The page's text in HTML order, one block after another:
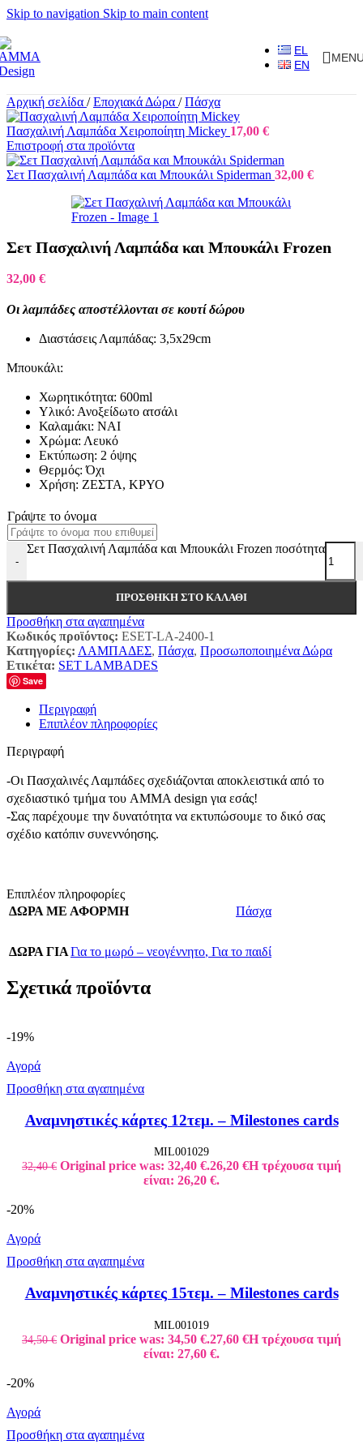
Skip to navigation Skip to main content
EL
EN
Αρχική σελίδα / Εποχιακά Δώρα / Πάσχα
Πασχαλινή Λαμπάδα Χειροποίητη Mickey 17,00 €
Επιστροφή στα προϊόντα
Σετ Πασχαλινή Λαμπάδα και Μπουκάλι Spiderman 32,00 €
Σετ Πασχαλινή Λαμπάδα και Μπουκάλι Frozen
32,00 €
Οι λαμπάδες αποστέλλονται σε κουτί δώρου
Διαστάσεις Λαμπάδας: 3,5x29cm
Μπουκάλι:
Χωρητικότητα: 600ml
Υλικό: Ανοξείδωτο ατσάλι
Καλαμάκι: ΝΑΙ
Χρώμα: Λευκό
Εκτύπωση: 2 όψης
Θερμός: Όχι
Χρήση: ΖΕΣΤΑ, ΚΡΥΟ
Γράψτε το όνομα
-
Σετ Πασχαλινή Λαμπάδα και Μπουκάλι Frozen ποσότητα
ΠΡΟΣΘΉΚΗ ΣΤΟ ΚΑΛΆΘΙ
Προσθήκη στα αγαπημένα
Κωδικός προϊόντος: ESET-LA-2400-1
Κατηγορίες: ΛΑΜΠΑΔΕΣ, Πάσχα, Προσωποποιημένα Δώρα
Ετικέτα: SET LAMBADES
Save
Περιγραφή
Επιπλέον πληροφορίες
Περιγραφή
-Οι Πασχαλινές Λαμπάδες σχεδιάζονται αποκλειστικά από το
σχεδιαστικό τμήμα του AMMA design για εσάς!
-Σας παρέχουμε την δυνατότητα να εκτυπώσουμε το δικό σας
σχέδιο κατόπιν συνεννόησης.
Επιπλέον πληροφορίες
ΔΩΡΑ ΜΕ ΑΦΟΡΜΗ
Πάσχα
ΔΩΡΑ ΓΙΑΓια το μωρό – νεογέννητο, Για το παιδί
Σχετικά προϊόντα
-19%
Αγορά
Προσθήκη στα αγαπημένα
Αναμνηστικές κάρτες 12τεμ. – Milestones cards
MIL001029
32,40€ Original price was: 32,40 €.26,20 €Η τρέχουσα τιμή
είναι: 26,20 €.
-20%
Αγορά
Προσθήκη στα αγαπημένα
Αναμνηστικές κάρτες 15τεμ. – Milestones cards
MIL001019
34,50€ Original price was: 34,50 €.27,60 €Η τρέχουσα τιμή
είναι: 27,60 €.
-20%
Αγορά
Προσθήκη στα αγαπημένα